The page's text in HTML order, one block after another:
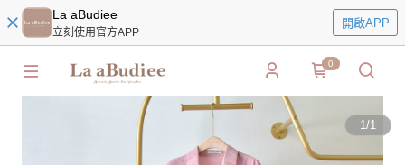
La aBudiee
立刻使用官方APP
開啟APP
0
1/1